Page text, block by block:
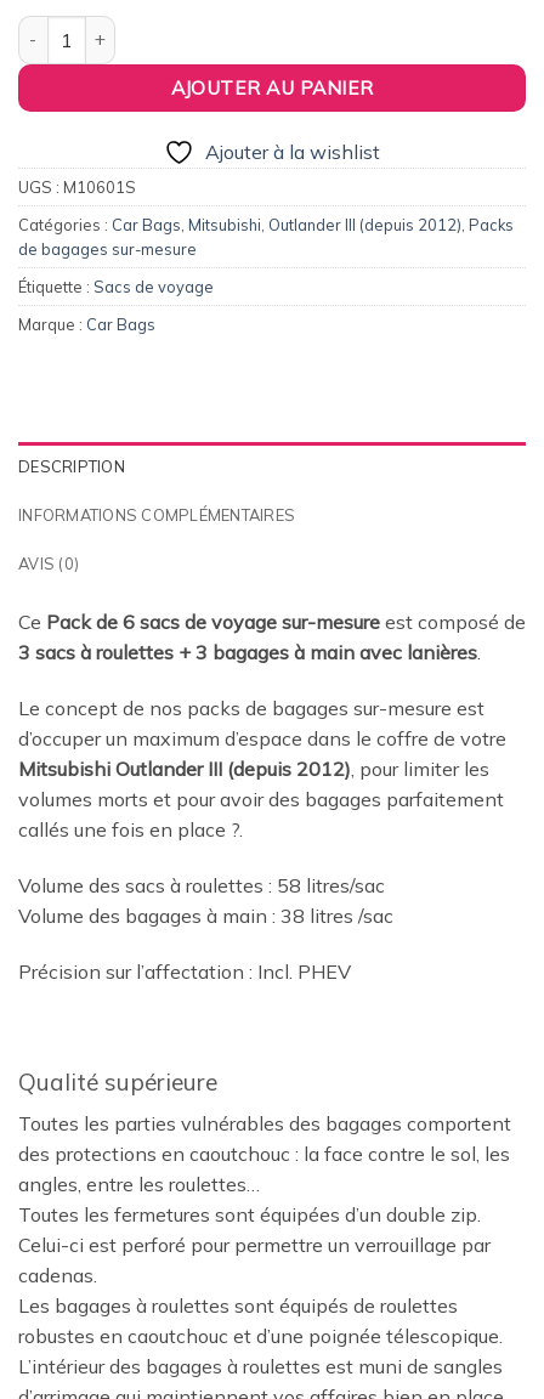
quantité de Pack de 6 sacs de voyage sur-mesure pour
AJOUTER AU PANIER
Ajouter à la wishlist
UGS : M10601S
Catégories : Car Bags Mitsubishi Outlander III (depuis 2012) Packs
de bagages sur-mesure
Étiquette : Sacs de voyage
Marque : Car Bags
DESCRIPTION
INFORMATIONS COMPLÉMENTAIRES
AVIS (0)
Ce Pack de 6 sacs de voyage sur-mesure est composé de
3 sacs à roulettes + 3 bagages à main avec lanières.
Le concept de nos packs de bagages sur-mesure est
d’occuper un maximum d’espace dans le coffre de votre
Mitsubishi Outlander III (depuis 2012), pour limiter les
volumes morts et pour avoir des bagages parfaitement
callés une fois en place ?.
Volume des sacs à roulettes : 58 litres/sac
Volume des bagages à main : 38 litres /sac
Précision sur l’affectation : Incl. PHEV
Qualité supérieure
Toutes les parties vulnérables des bagages comportent
des protections en caoutchouc : la face contre le sol, les
angles, entre les roulettes…
Toutes les fermetures sont équipées d’un double zip.
Celui-ci est perforé pour permettre un verrouillage par
cadenas.
Les bagages à roulettes sont équipés de roulettes
robustes en caoutchouc et d’une poignée télescopique.
L’intérieur des bagages à roulettes est muni de sangles